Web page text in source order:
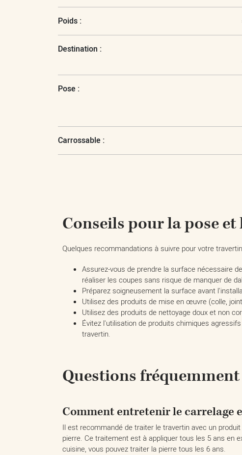
Poids :
Destination :
Pose :
Carrossable :
Conseils pour la pose
Quelques recommandations à suivre pour votre
Assurez-vous de prendre la surface nécessaire
réaliser les coupes sans risque de manquer de
Préparez soigneusement la surface avant
Utilisez des produits de mise en œuvre (colle,
Utilisez des produits de nettoyage doux et non
Évitez l'utilisation de produits chimiques
travertin.​
Questions
Comment entretenir le carrelage
Il est recommandé de traiter le travertin avec un
pierre. Ce traitement est à appliquer tous les 5 ans en
cuisine, vous pouvez traiter la pierre tous les 6 ans.